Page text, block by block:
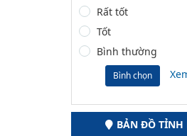
Rất tốt
Tốt
Bình thường
Bình chọn
BẢN ĐỒ TỈNH